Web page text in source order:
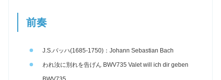
前奏
J.S.バッハ(1685-1750)：Johann Sebastian Bach
われ汝に別れを告げん BWV735 Valet will ich dir geben